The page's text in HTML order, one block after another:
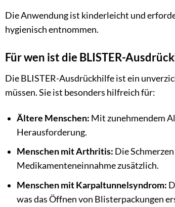
Die Anwendung ist kinderleicht und
hygienisch entnommen.
Für wen ist die BLISTER-
Die BLISTER-Ausdrückhilfe ist ein
müssen. Sie ist besonders hilfreich für:
Ältere Menschen: Mit zunehmendem
Herausforderung.
Menschen mit Arthritis: Die
Medikamenteneinnahme zusätzlich.
Menschen mit Karpaltunnelsyndrom:
was das Öffnen von Blisterpackungen